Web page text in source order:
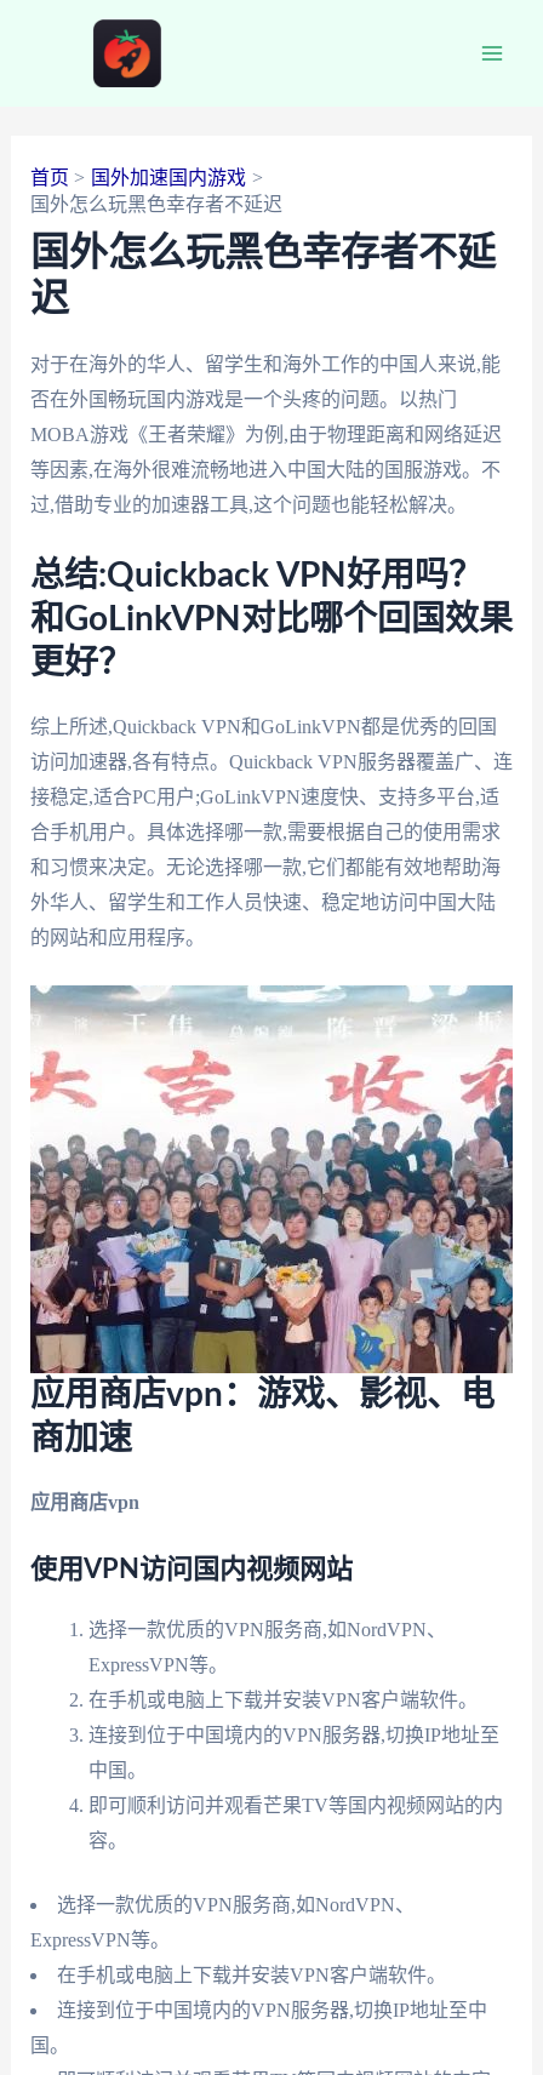
首页
国外加速国内游戏
国外怎么玩黑色幸存者不延迟
国外怎么玩黑色幸存者不延
迟
对于在海外的华人、留学生和海外工作的中国人来说,能
否在外国畅玩国内游戏是一个头疼的问题。以热门
MOBA游戏《王者荣耀》为例,由于物理距离和网络延迟
等因素,在海外很难流畅地进入中国大陆的国服游戏。不
过,借助专业的加速器工具,这个问题也能轻松解决。
总结:Quickback VPN好用吗？
和GoLinkVPN对比哪个回国效果
更好？
综上所述,Quickback VPN和GoLinkVPN都是优秀的回国
访问加速器,各有特点。Quickback VPN服务器覆盖广、连
接稳定,适合PC用户;GoLinkVPN速度快、支持多平台,适
合手机用户。具体选择哪一款,需要根据自己的使用需求
和习惯来决定。无论选择哪一款,它们都能有效地帮助海
外华人、留学生和工作人员快速、稳定地访问中国大陆
的网站和应用程序。
应用商店vpn：游戏、影视、电
商加速
应用商店vpn
使用VPN访问国内视频网站
选择一款优质的VPN服务商,如NordVPN、
ExpressVPN等。
在手机或电脑上下载并安装VPN客户端软件。
连接到位于中国境内的VPN服务器,切换IP地址至
中国。
即可顺利访问并观看芒果TV等国内视频网站的内
容。
选择一款优质的VPN服务商,如NordVPN、
ExpressVPN等。
在手机或电脑上下载并安装VPN客户端软件。
连接到位于中国境内的VPN服务器,切换IP地址至中
国。